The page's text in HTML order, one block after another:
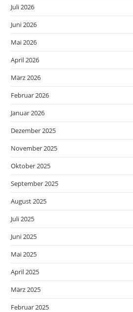
Juli 2026
Juni 2026
Mai 2026
April 2026
März 2026
Februar 2026
Januar 2026
Dezember 2025
November 2025
Oktober 2025
September 2025
August 2025
Juli 2025
Juni 2025
Mai 2025
April 2025
März 2025
Februar 2025